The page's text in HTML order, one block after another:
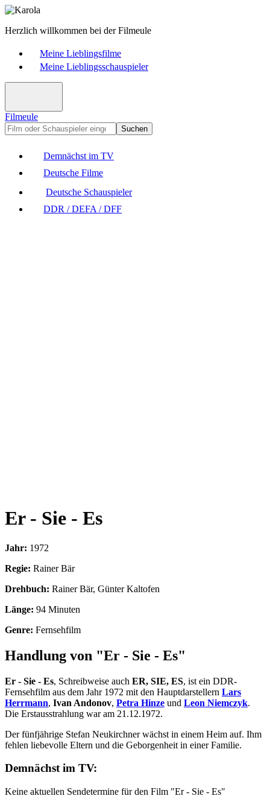
Herzlich willkommen bei der Filmeule
Meine Lieblingsfilme
Meine Lieblingsschauspieler
Filmeule
Suchen
Demnächst im TV
Deutsche Filme
Deutsche Schauspieler
DDR / DEFA / DFF
Er - Sie - Es
Jahr: 1972
Regie: Rainer Bär
Drehbuch: Rainer Bär, Günter Kaltofen
Länge: 94 Minuten
Genre: Fernsehfilm
Handlung von "Er - Sie - Es"
Er - Sie - Es, Schreibweise auch ER, SIE, ES, ist ein DDR-
Fernsehfilm aus dem Jahr 1972 mit den Hauptdarstellern Lars
Herrmann, Ivan Andonov, Petra Hinze und Leon Niemczyk.
Die Erstausstrahlung war am 21.12.1972.
Der fünfjährige Stefan Neukirchner wächst in einem Heim auf. Ihm
fehlen liebevolle Eltern und die Geborgenheit in einer Familie.
Demnächst im TV:
Keine aktuellen Sendetermine für den Film "Er - Sie - Es"